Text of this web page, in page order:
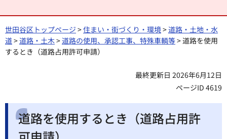
世田谷区トップページ >住まい・街づくり・環境>道路・土地・水
道>道路・土木>道路の使用、承認工事、特殊車輌等> 道路を使用
するとき（道路占用許可申請）
最終更新日 2026年6月12日
ページID 4619
道路を使用するとき（道路占用許